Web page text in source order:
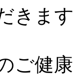
きま
ご健